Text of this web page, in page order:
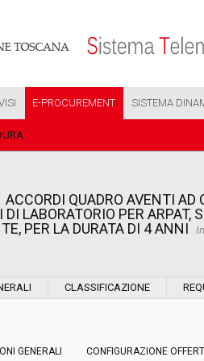
E-PROCUREMENT SISTEMA
ACCORDI QUADRO AVENTI AD
DI LABORATORIO PER
PER LA DURATA DI 4 ANNI
19/04/2019 11:35
CLASSIFICAZIONE
GENERALI CONFIGURAZIONE